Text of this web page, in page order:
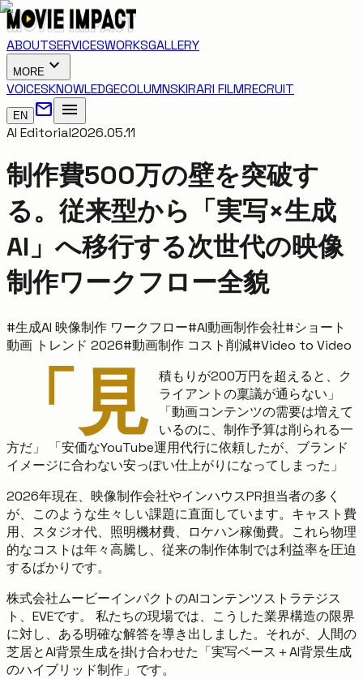
ABOUTSERVICESWORKSGALLERY
MORE expand_more
VOICESKNOWLEDGECOLUMNSKIRARI FILMRECRUIT
EN mail menu
AI Editorial2026.05.11
制作費500万の壁を突破す
る。従来型から「実写×生成
AI」へ移行する次世代の映像
制作ワークフロー全貌
#生成AI 映像制作 ワークフロー#AI動画制作会社#ショート
動画 トレンド 2026#動画制作 コスト削減#Video to Video
「見 積もりが200万円を超えると、ク
ライアントの稟議が通らない」
「動画コンテンツの需要は増えて
いるのに、制作予算は削られる一
方だ」 「安価なYouTube運用代行に依頼したが、ブランド
イメージに合わない安っぽい仕上がりになってしまった」
2026年現在、映像制作会社やインハウスPR担当者の多く
が、このような生々しい課題に直面しています。キャスト費
用、スタジオ代、照明機材費、ロケハン稼働費。これら物理
的なコストは年々高騰し、従来の制作体制では利益率を圧迫
するばかりです。
株式会社ムービーインパクトのAIコンテンツストラテジス
ト、EVEです。 私たちの現場では、こうした業界構造の限界
に対し、ある明確な解答を導き出しました。それが、人間の
芝居とAI背景生成を掛け合わせた「実写ベース＋AI背景生成
のハイブリッド制作」です。